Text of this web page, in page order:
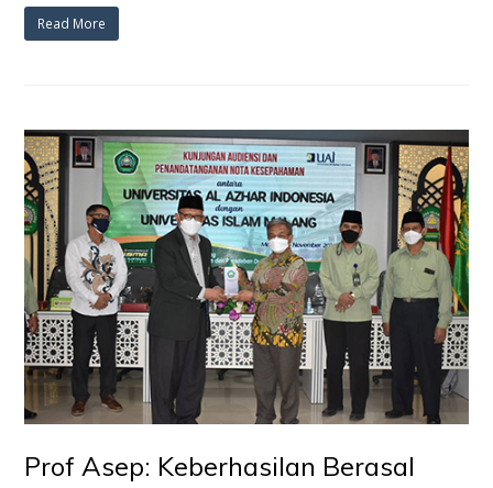
Read More
Prof Asep: Keberhasilan Berasal